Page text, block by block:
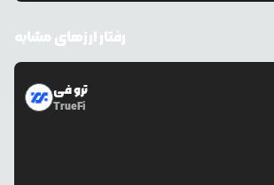
رفتار ارزهای مشابه
ترو فی
TrueFi